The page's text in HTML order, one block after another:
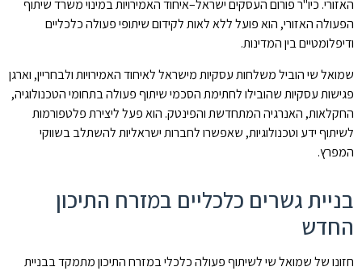
האזורי. כיו"ר פורום העסקים ישראל–איחוד האמירויות במינוי משרד שיתוף
הפעולה האזורי, הוא פועל ללא לאות לקידום שיתופי פעולה כלכליים
ודיפלומטיים בין המדינות.
שמואל שי הוביל משלחות עסקיות מישראל לאיחוד האמירויות ולבחריין, וארגן
פגישות עסקיות שהובילו לחתימת הסכמי שיתוף פעולה בתחומי הטכנולוגיה,
החקלאות, האנרגיה המתחדשת והפינטק. הוא פעל ליצירת פלטפורמות
לשיתוף ידע וטכנולוגיות, שאפשרו לחברות ישראליות להשתלב בשווקי
המפרץ.
בניית גשרים כלכליים במזרח התיכון
החדש
חזונו של שמואל שי לשיתוף פעולה כלכלי במזרח התיכון מתמקד בבניית